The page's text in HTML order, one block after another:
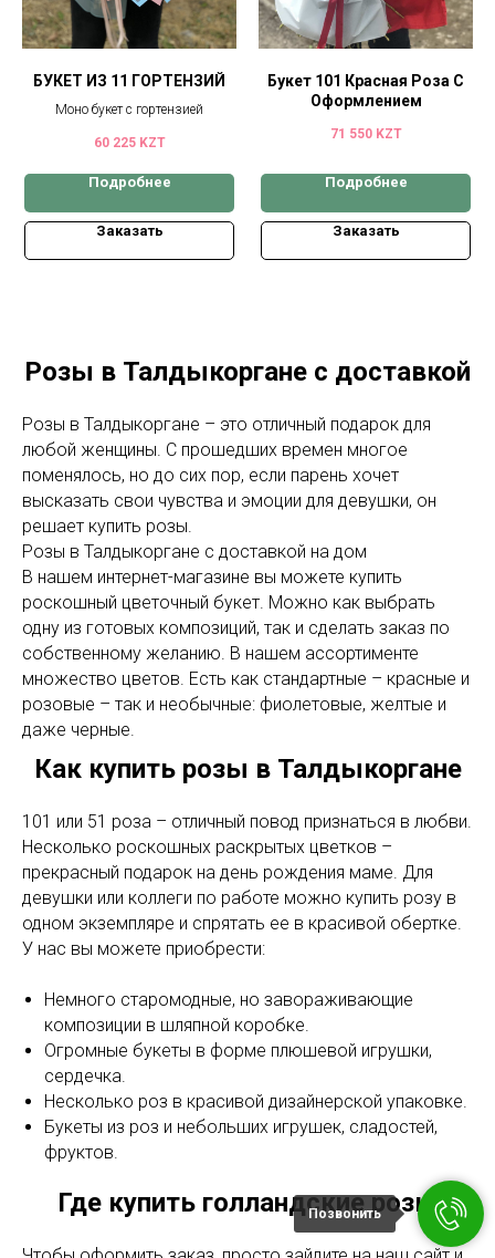
БУКЕТ ИЗ 11 ГОРТЕНЗИЙ
Моно букет с гортензией
60 225 KZT
Подробнее
Заказать
Букет 101 Красная Роза С
Оформлением
71 550 KZT
Подробнее
Заказать
Розы в Талдыкоргане с доставкой
Розы в Талдыкоргане – это отличный подарок для
любой женщины. С прошедших времен многое
поменялось, но до сих пор, если парень хочет
высказать свои чувства и эмоции для девушки, он
решает купить розы.
Розы в Талдыкоргане с доставкой на дом
В нашем интернет-магазине вы можете купить
роскошный цветочный букет. Можно как выбрать
одну из готовых композиций, так и сделать заказ по
собственному желанию. В нашем ассортименте
множество цветов. Есть как стандартные – красные и
розовые – так и необычные: фиолетовые, желтые и
даже черные.
Как купить розы в Талдыкоргане
101 или 51 роза – отличный повод признаться в любви.
Несколько роскошных раскрытых цветков –
прекрасный подарок на день рождения маме. Для
девушки или коллеги по работе можно купить розу в
одном экземпляре и спрятать ее в красивой обертке.
У нас вы можете приобрести:
Немного старомодные, но завораживающие
композиции в шляпной коробке.
Огромные букеты в форме плюшевой игрушки,
сердечка.
Несколько роз в красивой дизайнерской упаковке.
Букеты из роз и небольших игрушек, сладостей,
фруктов.
Где купить голландские розы
Позвонить